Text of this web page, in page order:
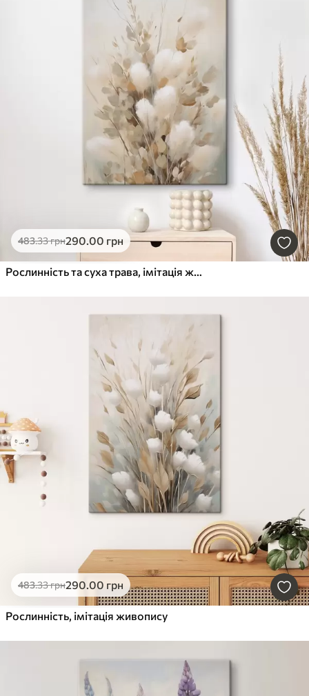
483.33грн290.00 грн
Рослинність та суха трава, імітація живопису
483.33грн290.00 грн
Рослинність, імітація живопису